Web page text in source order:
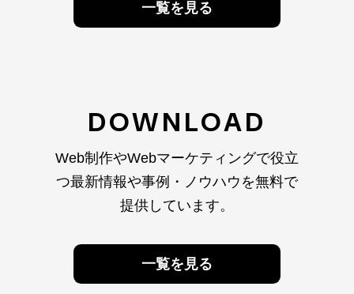
一覧を見る
DOWNLOAD
Web制作やWebマーケティングで役立
つ最新情報や事例・ノウハウを無料で
提供しています。
一覧を見る